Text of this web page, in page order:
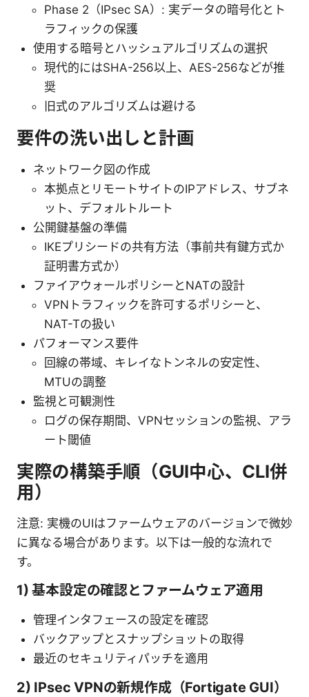
Phase 2（IPsec SA）: 実データの暗号化とト
ラフィックの保護
使用する暗号とハッシュアルゴリズムの選択
現代的にはSHA-256以上、AES-256などが推
奨
旧式のアルゴリズムは避ける
要件の洗い出しと計画
ネットワーク図の作成
本拠点とリモートサイトのIPアドレス、サブネ
ット、デフォルトルート
公開鍵基盤の準備
IKEプリシードの共有方法（事前共有鍵方式か
証明書方式か）
ファイアウォールポリシーとNATの設計
VPNトラフィックを許可するポリシーと、
NAT-Tの扱い
パフォーマンス要件
回線の帯域、キレイなトンネルの安定性、
MTUの調整
監視と可観測性
ログの保存期間、VPNセッションの監視、アラ
ート閾値
実際の構築手順（GUI中心、CLI併
用）
注意: 実機のUIはファームウェアのバージョンで微妙
に異なる場合があります。以下は一般的な流れで
す。
1) 基本設定の確認とファームウェア適用
管理インタフェースの設定を確認
バックアップとスナップショットの取得
最近のセキュリティパッチを適用
2) IPsec VPNの新規作成（Fortigate GUI）